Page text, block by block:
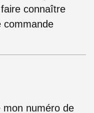
connaître
commande
mon numéro de